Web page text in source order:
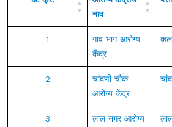
नाव
1
गाव भाग आरोग्य
केंद्र
2
चांदणी चौक
आरोग्य केंद्र
3
लाल नगर आरोग्य